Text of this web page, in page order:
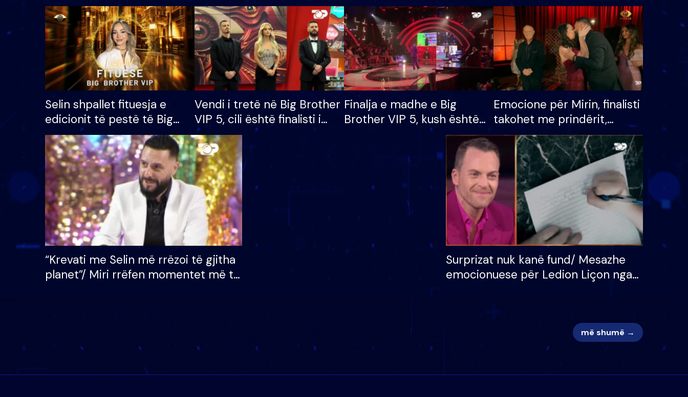
Selin shpallet fituesja e
edicionit të pestë të Big
Brother VIP, rrëmben
çmimin e madh prej 100
mijë eurosh
Vendi i tretë në Big Brother
VIP 5, cili është finalisti i
radhës që lë shtëpinë
Finalja e madhe e Big
Brother VIP 5, kush është
banori i parë që lë shtëpinë
dhe humb mundësinë për
të fituar çmimin e madh
Emocione për Mirin, finalisti
takohet me prindërit,
vajzën dhe bashkëshorten:
S’kemi ndonjë letër divorci
apo jo?
“Krevati me Selin më rrëzoi të gjitha
planet”/ Miri rrëfen momentet më të
Surprizat nuk kanë fund/ Mesazhe
emocionuese për Ledion Liçon nga
më shumë →